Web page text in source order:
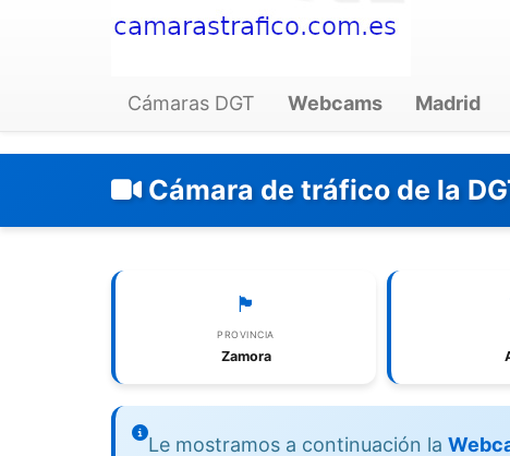
Cámaras DGT Webcams Madrid
Cámara de tráfico de la
🏴
PROVINCIA
Zamora
Le mostramos a continuación la